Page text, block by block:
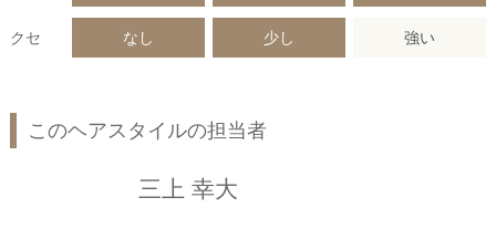
クセ なし 少し 強い
このヘアスタイルの担当者
三上 幸大